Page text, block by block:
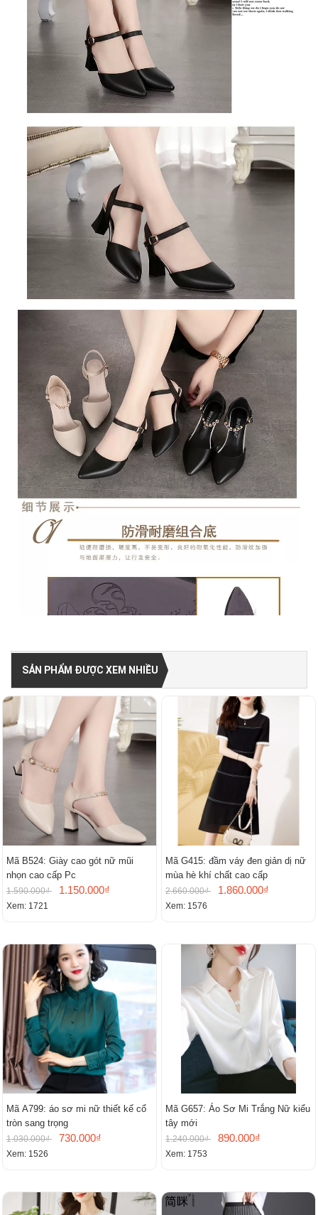
SẢN PHẨM ĐƯỢC XEM NHIỀU
Mã B524: Giày cao gót nữ mũi
nhọn cao cấp Pc
1.590.000₫ 1.150.000₫
Xem: 1721
Mã G415: đầm váy đen giản dị nữ
mùa hè khí chất cao cấp
2.660.000₫ 1.860.000₫
Xem: 1576
Mã A799: áo sơ mi nữ thiết kế cổ
tròn sang trọng
1.030.000₫ 730.000₫
Xem: 1526
Mã G657: Áo Sơ Mi Trắng Nữ kiểu
tây mới
1.240.000₫ 890.000₫
Xem: 1753